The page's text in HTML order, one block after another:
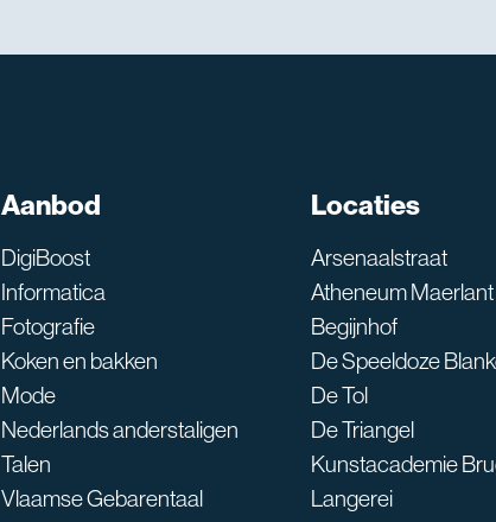
Aanbod
DigiBoost
Informatica
Fotografie
Koken en bakken
Mode
Nederlands anderstaligen
Talen
Vlaamse Gebarentaal
Locaties
Arsenaalstraat
Atheneum
Begijnhof
De Speeldoze
De Tol
De Triangel
Kunstacademie
Langerei
SNT